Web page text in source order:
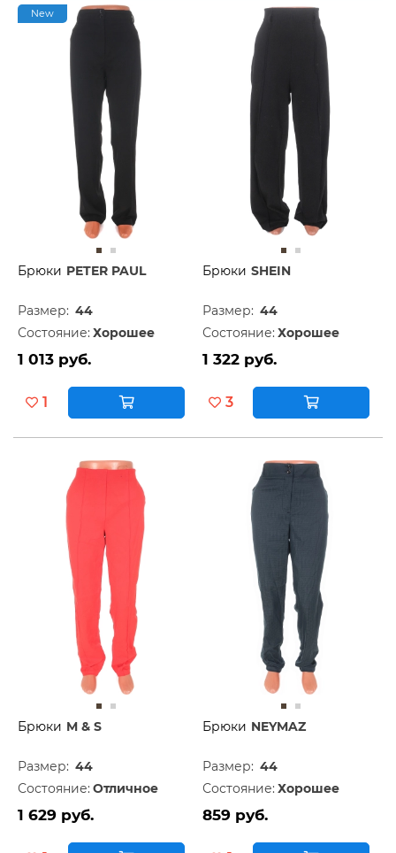
New
Брюки PETER PAUL
Размер: 44
Состояние: Хорошее
1 013 руб.
1
Брюки SHEIN
Размер: 44
Состояние: Хорошее
1 322 руб.
3
Брюки M & S
Размер: 44
Состояние: Отличное
1 629 руб.
Брюки NEYMAZ
Размер: 44
Состояние: Хорошее
859 руб.